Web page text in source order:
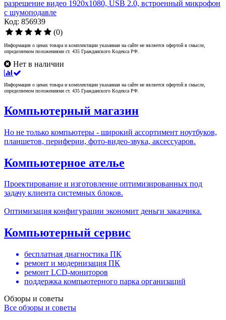
разрешение видео 1920х1080, USB 2.0, встроенный микрофон
с шумоподавле
Код: 856939
(0)
Информация о ценах товара и комплектации указанная на сайте не является офертой в смысле,
определяемом положениями ст. 435 Гражданского Кодекса РФ.
Нет в наличии
Информация о ценах товара и комплектации указанная на сайте не является офертой в смысле,
определяемом положениями ст. 435 Гражданского Кодекса РФ.
Компьютерный магазин
Но не только компьютеры - широкий ассортимент ноутбуков,
планшетов, периферии, фото-видео-звука, аксессуаров.
Компьютерное ателье
Проектирование и изготовление оптимизированных под
задачу клиента системных блоков.
Оптимизация конфигурации экономит деньги заказчика.
Компьютерный сервис
бесплатная диагностика ПК
ремонт и модернизация ПК
ремонт LCD-мониторов
поддержка компьютерного парка организаций
Обзоры и советы
Все обзоры и советы